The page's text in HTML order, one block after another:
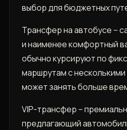
выбор для бюджетных
Трансфер на автобусе –
и наименее комфортный
обычно курсируют по
маршрутам с несколькими
может занять больше
VIP-трансфер –
предлагающий